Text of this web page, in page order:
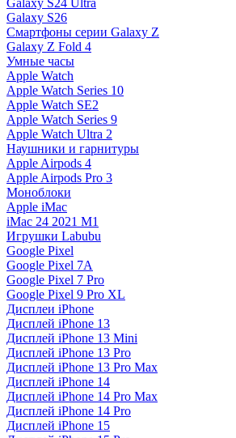
Galaxy S24 Ultra
Galaxy S26
Смартфоны серии Galaxy Z
Galaxy Z Fold 4
Умные часы
Apple Watch
Apple Watch Series 10
Apple Watch SE2
Apple Watch Series 9
Apple Watch Ultra 2
Наушники и гарнитуры
Apple Airpods 4
Apple Airpods Pro 3
Моноблоки
Apple iMac
iMac 24 2021 M1
Игрушки Labubu
Google Pixel
Google Pixel 7А
Google Pixel 7 Pro
Google Pixel 9 Pro XL
Дисплеи iPhone
Дисплей iPhone 13
Дисплей iPhone 13 Mini
Дисплей iPhone 13 Pro
Дисплей iPhone 13 Pro Max
Дисплей iPhone 14
Дисплей iPhone 14 Pro Max
Дисплей iPhone 14 Pro
Дисплей iPhone 15